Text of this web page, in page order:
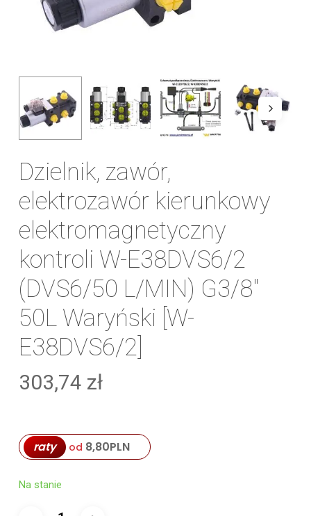
Dzielnik, zawór,
elektrozawór kierunkowy
elektromagnetyczny
kontroli W-E38DVS6/2
(DVS6/50 L/MIN) G3/8″
50L Waryński [W-
E38DVS6/2]
303,74 zł
raty od 8,80PLN
Na stanie